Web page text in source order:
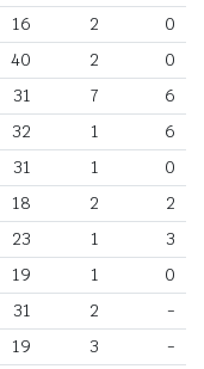
16 2
0
40 2
0
31 7
6
32 1
6
31 1
0
18 2
2
23 1
3
19 1
0
31 2
-
19 3
-